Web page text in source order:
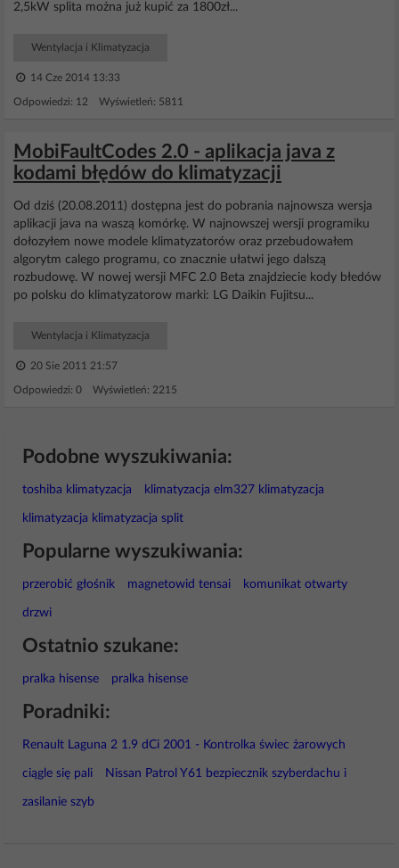
2,5kW splita można już kupić za 1800zł...
Wentylacja i Klimatyzacja
14 Cze 2014 13:33
Odpowiedzi: 12 Wyświetleń: 5811
MobiFaultCodes 2.0 - aplikacja java z
kodami błędów do klimatyzacji
Od dziś (20.08.2011) dostępna jest do pobrania najnowsza wersja
aplikacji java na waszą komórkę. W najnowszej wersji programiku
dołozyłem nowe modele klimatyzatorów oraz przebudowałem
algorytm calego programu, co znacznie ułatwi jego dalszą
rozbudowę. W nowej wersji MFC 2.0 Beta znajdziecie kody błedów
po polsku do klimatyzatorow marki: LG Daikin Fujitsu...
Wentylacja i Klimatyzacja
20 Sie 2011 21:57
Odpowiedzi: 0 Wyświetleń: 2215
Podobne wyszukiwania:
toshiba klimatyzacja klimatyzacja elm327 klimatyzacja
klimatyzacja klimatyzacja split
Popularne wyszukiwania:
przerobić głośnik magnetowid tensai komunikat otwarty
drzwi
Ostatnio szukane:
pralka hisense pralka hisense
Poradniki:
Renault Laguna 2 1.9 dCi 2001 - Kontrolka świec żarowych
ciągle się pali Nissan Patrol Y61 bezpiecznik szyberdachu i
zasilanie szyb